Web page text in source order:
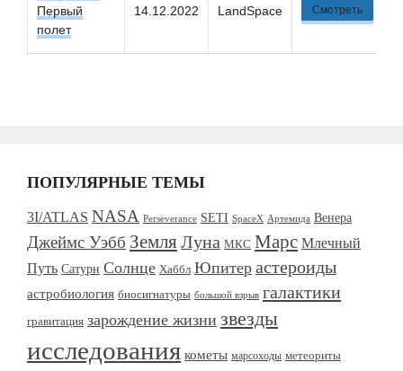
Первый
полет
14.12.2022 LandSpace Смотреть
ПОПУЛЯРНЫЕ ТЕМЫ
3I/ATLAS NASA Perseverance SETI SpaceX Артемида Венера
Джеймс Уэбб ЗемляЛуна МКС Марс Млечный
Путь Сатурн Солнце Хаббл Юпитер астероиды
астробиология биосигнатуры большой взрыв галактики
гравитация зарождение жизни звезды
исследования кометы марсоходы метеориты